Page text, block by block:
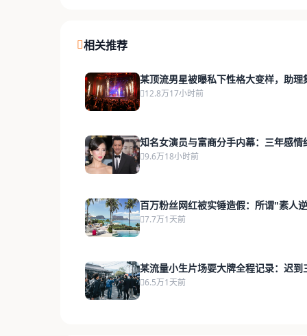
相关推荐
某顶流男星被曝私下性格大变样，助理
12.8万17小时前
知名女演员与富商分手内幕：三年感
9.6万18小时前
百万粉丝网红被实锤造假：所谓"素人
7.7万1天前
某流量小生片场耍大牌全程记录：迟到
6.5万1天前